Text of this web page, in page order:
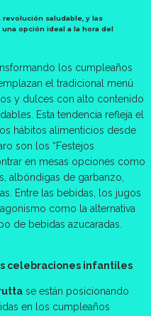
saludable, y las
opción ideal a la hora del
los cumpleaños
el tradicional menú
y dulces con alto contenido
Esta tendencia refleja el
hábitos alimenticios desde
son los “Festejos
en mesas opciones como
albóndigas de garbanzo,
Entre las bebidas, los jugos
como la alternativa
de bebidas azucaradas.
celebraciones infantiles
se están posicionando
en los cumpleaños